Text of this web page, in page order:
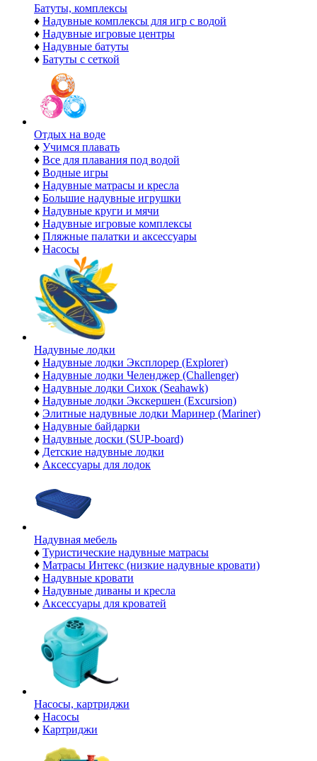
Батуты, комплексы
♦ Надувные комплексы для игр с водой
♦ Надувные игровые центры
♦ Надувные батуты
♦ Батуты с сеткой
Отдых на воде
♦ Учимся плавать
♦ Все для плавания под водой
♦ Водные игры
♦ Надувные матрасы и кресла
♦ Большие надувные игрушки
♦ Надувные круги и мячи
♦ Надувные игровые комплексы
♦ Пляжные палатки и аксессуары
♦ Насосы
Надувные лодки
♦ Надувные лодки Эксплорер (Explorer)
♦ Надувные лодки Челенджер (Challenger)
♦ Надувные лодки Сихок (Seahawk)
♦ Надувные лодки Экскершен (Excursion)
♦ Элитные надувные лодки Маринер (Mariner)
♦ Надувные байдарки
♦ Надувные доски (SUP-board)
♦ Детские надувные лодки
♦ Аксессуары для лодок
Надувная мебель
♦ Туристические надувные матрасы
♦ Матрасы Интекс (низкие надувные кровати)
♦ Надувные кровати
♦ Надувные диваны и кресла
♦ Аксессуары для кроватей
Насосы, картриджи
♦ Насосы
♦ Картриджи